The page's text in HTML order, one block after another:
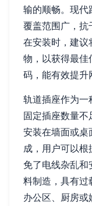
输的顺畅。现代
覆盖范围广，抗
在安装时，建议
物，以获得最佳
码，能有效提升
轨道插座作为一
固定插座数量
安装在墙面或桌
成，用户可以
免了电线杂乱
料制造，具有过
办公区、厨房或